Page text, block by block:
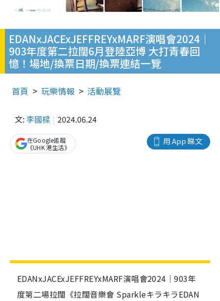
EDANxJACExJEFFREYxMARF演唱會2024｜
903年度第二拉闊6月登陸亞博 大打青春回
憶！場地/換票日期/換票連結一覽
首頁 玩樂情報 活動展覽
文: 李國樑 2024.06.24
用 App 睇文
在Google追蹤
《UHK 港生活》
EDANxJACExJEFFREYxMARF演唱會2024｜903年
度第二場拉闊《拉闊音樂會 SparkleキラキラEDAN